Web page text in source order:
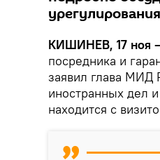
КИШИНЕВ, 17 ноя
посредника и
заявил глава МИД
иностранных дел
находится с